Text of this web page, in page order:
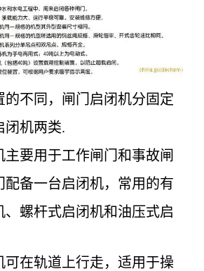
的不同，闸门启闭机分固定
闭机两类.
主要用于工作闸门和事故闸
配备一台启闭机，常用的有
、螺杆式启闭机和油压式启
可在轨道上行走，适用于操